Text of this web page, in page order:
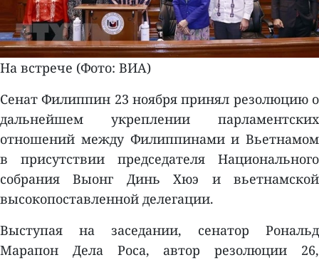
На встрече (Фото: ВИА)
Сенат Филиппин 23 ноября принял резолюцию о
дальнейшем укреплении парламентских
отношений между Филиппинами и Вьетнамом
в присутствии председателя Национального
собрания Выонг Динь Хюэ и вьетнамской
высокопоставленной делегации.
Выступая на заседании, сенатор Рональд
Марапон Дела Роса, автор резолюции 26,